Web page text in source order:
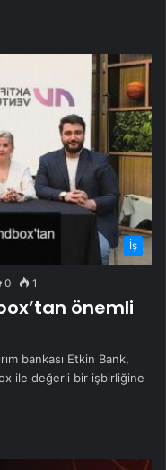
İş
0 1
önemli
bankası Etkin Bank,
ile değerli bir işbirliğine